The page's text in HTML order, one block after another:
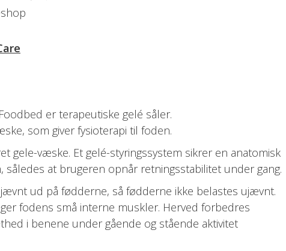
er terapeutiske gelé såler.
som giver fysioterapi til foden.
gele-væske. Et gelé-styringssystem sikrer en anatomisk
således at brugeren opnår retningsstabilitet under gang.
ud på fødderne, så fødderne ikke belastes ujævnt.
fodens små interne muskler. Herved forbedres
i benene under gående og stående aktivitet